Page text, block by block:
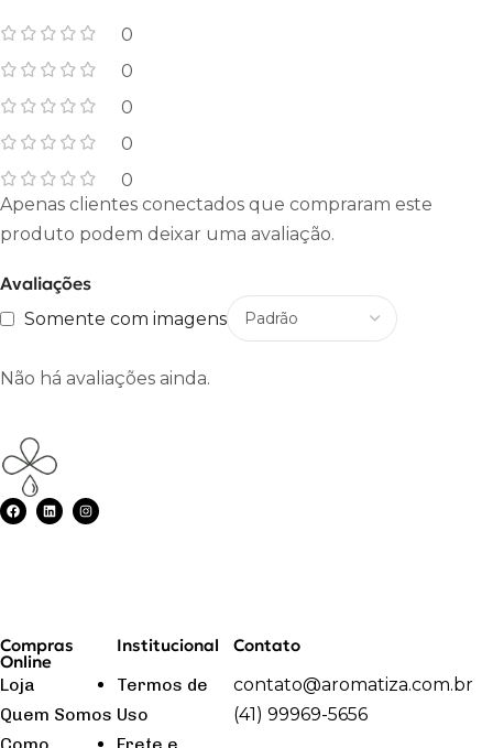
0
0
0
0
0
Avaliações
Somente com imagens
Não há avaliações ainda.
Apenas clientes conectados que compraram este
produto podem deixar uma avaliação.
Compras
Online
Loja
Quem Somos
Institucional
Termos de
Uso
Contato
contato@aromatiza.com.br
(41) 99969-5656